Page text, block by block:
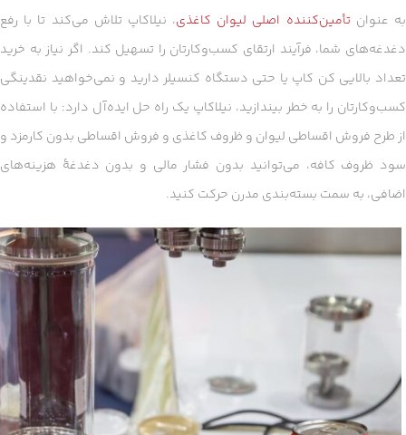
به عنوان تأمین‌کننده اصلی لیوان کاغذی، نیلاکاپ تلاش می‌کند تا با رفع
دغدغه‌های شما، فرآیند ارتقای کسب‌وکارتان را تسهیل کند. اگر نیاز به خرید
تعداد بالایی کن کاپ یا حتی دستگاه کنسیلر دارید و نمی‌خواهید نقدینگی
کسب‌وکارتان را به خطر بیندازید، نیلاکاپ یک راه حل ایده‌آل دارد: با استفاده
از طرح فروش اقساطی لیوان و ظروف کاغذی و فروش اقساطی بدون کارمزد و
سود ظروف کافه، می‌توانید بدون فشار مالی و بدون دغدغهٔ هزینه‌های
اضافی، به سمت بسته‌بندی مدرن حرکت کنید.